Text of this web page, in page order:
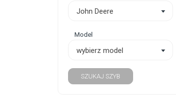
John Deere
Model
wybierz model
SZUKAJ SZYB